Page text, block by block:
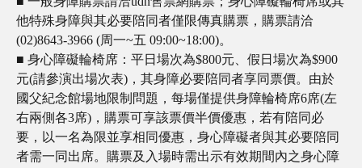
他特殊身障與其必要陪同者僅限傳真購票，購票請洽
(02)8643-3966 (周一~五 09:00~18:00)。
■ 身心障礙輪椅席：平日場次為$800元、假日場次為$900
元(請參演出場次表)，其身障必要陪同者享同票價。由於
國父紀念館場地限制問題，每場僅提供身障輪椅席6席(左
右兩側各3席)，購票可享該票價半價優惠，若有陪同必
要，以一名為限並享相同優惠，身心障礙者與其必要陪同
者需一同出席。購票及入場時需出示有效期間內之身心障